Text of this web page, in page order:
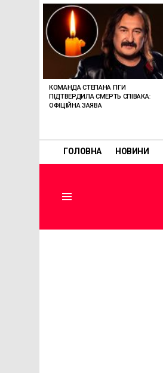
ГОЛОВНА НОВИНИ
ОСТАННІ
СТАТТІ
КОМАНДА СТЕПАНА ГІГИ
ПІДТВЕРДИЛА СМЕРТЬ СПІВАКА:
ОФІЦІЙНА ЗАЯВА